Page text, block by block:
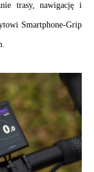
trasy, nawigację i
Smartphone-Grip